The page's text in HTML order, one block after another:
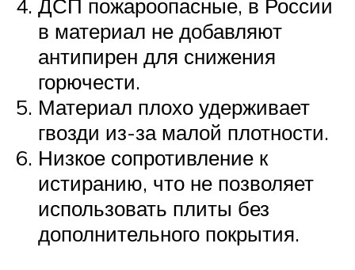
ДСП пожароопасные, в России
в материал не добавляют
антипирен для снижения
горючести.
Материал плохо удерживает
гвозди из-за малой плотности.
Низкое сопротивление к
истиранию, что не позволяет
использовать плиты без
дополнительного покрытия.